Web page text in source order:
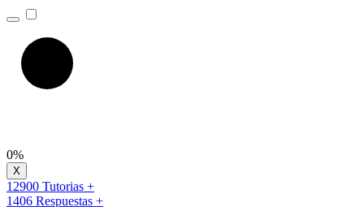
0%
12900 Tutorias +
1406 Respuestas +